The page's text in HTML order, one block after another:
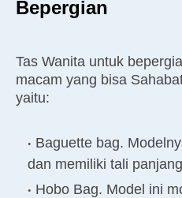
Bepergian
Tas Wanita untuk
macam yang bisa
yaitu:
Baguette bag.
dan memiliki tali
Hobo Bag. Model ini